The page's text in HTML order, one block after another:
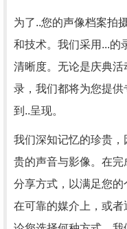
为了..您的声像档案拍
和技术。我们采用...的
清晰度。无论是庆典
录，我们都将为您提
到..呈现。
我们深知记忆的珍贵
贵的声音与影像。在
分享方式，以满足您
在可靠的媒介上，或